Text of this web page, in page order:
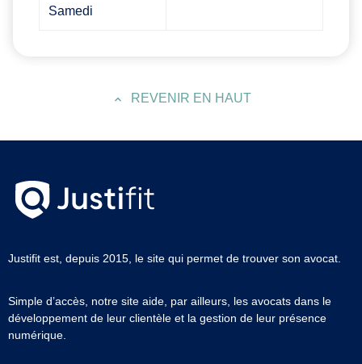
Samedi
REVENIR EN HAUT
Justifit est, depuis 2015, le site qui permet de trouver son avocat.
Simple d’accès, notre site aide, par ailleurs, les avocats dans le
développement de leur clientèle et la gestion de leur présence
numérique.